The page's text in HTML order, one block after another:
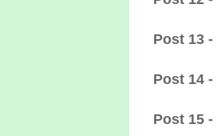
Post 13 -
Post 14 -
Post 15 -